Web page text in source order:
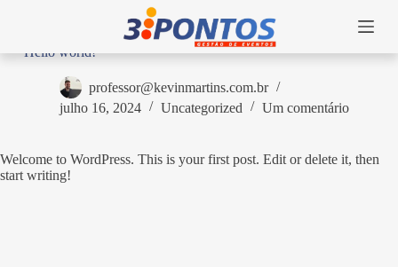
o
c
Hello world!
professor@kevinmartins.com.br
julho 16, 2024
Uncategorized Um comentário
Welcome to WordPress. This is your first post. Edit or delete it, then
start writing!